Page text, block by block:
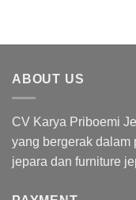
ABOUT US
CV Karya Priboemi
yang bergerak dalam
jepara dan furniture